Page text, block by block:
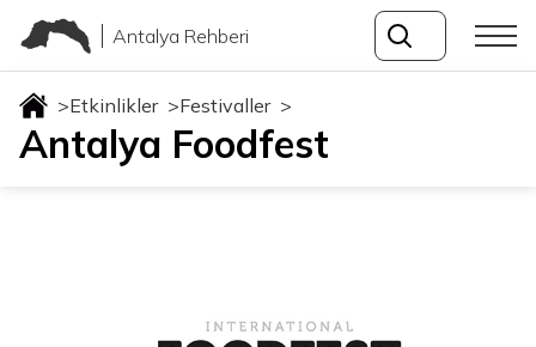
Antalya Rehberi
>Etkinlikler >Festivaller >
Antalya Foodfest